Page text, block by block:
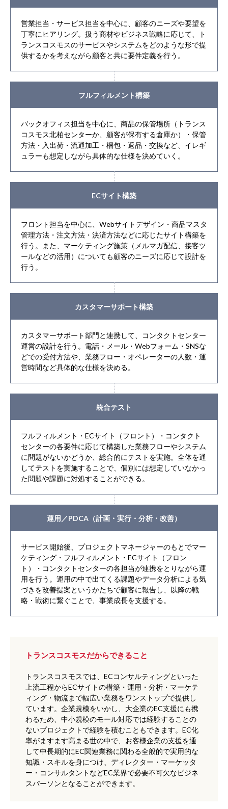
営業担当・サービス担当を中心に、顧客のニーズや要望を
丁寧にヒアリング。扱う商材やビジネス戦略に応じて、ト
ランスコスモスのサービスやシステムをどのような形で提
供するかを考えながら顧客と共に要件定義を行う。
フルフィルメント構築
バックオフィス担当を中心に、商品の保管場所（トランス
コスモス北柏センターか、顧客が保有する倉庫か）・保管
方法・入出荷・流通加工・梱包・返品・交換など、イレギ
ュラーも想定しながら具体的な仕様を決めていく。
ECサイト構築
フロント担当を中心に、Webサイトデザイン・商品マスタ
管理方法・注文方法・決済方法などに応じたサイト構築を
行う。また、マーケティング施策（メルマガ配信、接客ツ
ールなどの活用）についても顧客のニーズに応じて設計を
行う。
カスタマーサポート構築
カスタマーサポート部門と連携して、コンタクトセンター
運営の設計を行う。電話・メール・Webフォーム・SNSな
どでの受付方法や、業務フロー・オペレーターの人数・運
営時間など具体的な仕様を決める。
統合テスト
フルフィルメント・ECサイト（フロント）・コンタクト
センターの各要件に応じて構築した業務フローやシステム
に問題がないかどうか、総合的にテストを実施。全体を通
してテストを実施することで、個別には想定していなかっ
た問題や課題に対処することができる。
運用／PDCA（計画・実行・分析・改善）
サービス開始後、プロジェクトマネージャーのもとでマー
ケティング・フルフィルメント・ECサイト（フロン
ト）・コンタクトセンターの各担当が連携をとりながら運
用を行う。運用の中で出てくる課題やデータ分析による気
づきを改善提案というかたちで顧客に報告し、以降の戦
略・戦術に繋ぐことで、事業成長を支援する。
トランスコスモスだからできること
トランスコスモスでは、ECコンサルティングといった
上流工程からECサイトの構築・運用・分析・マーケテ
ィング・物流まで幅広い業務をワンストップで提供し
ています。企業規模をいかし、大企業のEC支援にも携
わるため、中小規模のモール対応では経験することの
ないプロジェクトで経験を積むこともできます。EC化
率がますます高まる世の中で、お客様企業の支援を通
して中長期的にEC関連業務に関わる全般的で実用的な
知識・スキルを身につけ、ディレクター・マーケッタ
ー・コンサルタントなどEC業界で必要不可欠なビジネ
スパーソンとなることができます。